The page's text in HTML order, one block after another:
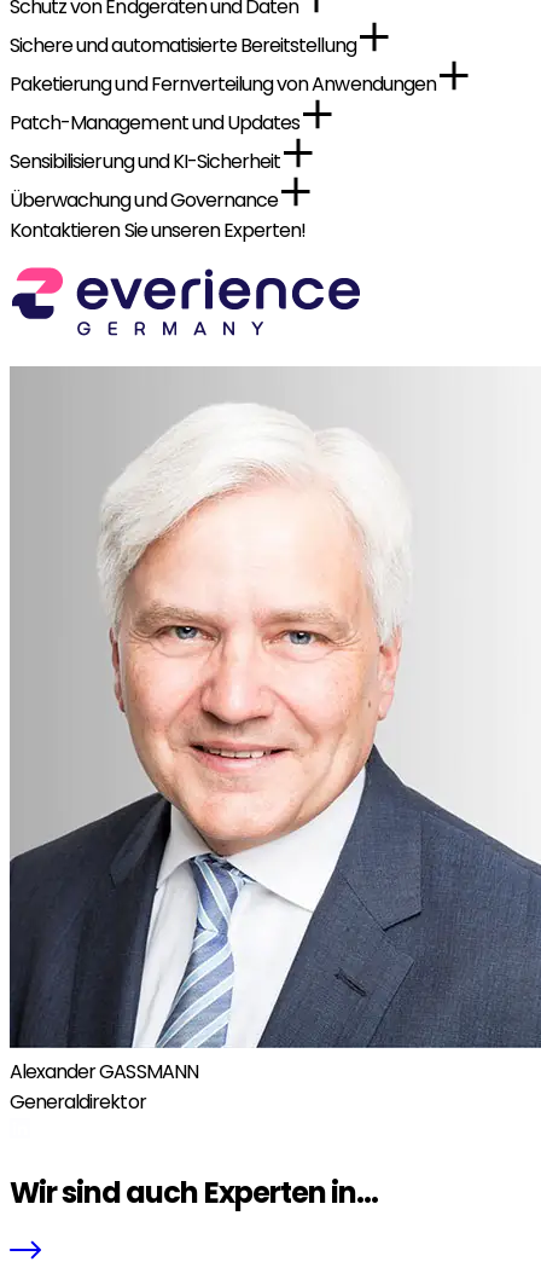
Schutz von Endgeräten und Daten
Sichere und automatisierte Bereitstellung
Paketierung und Fernverteilung von Anwendungen
Patch-Management und Updates
Sensibilisierung und KI-Sicherheit
Überwachung und Governance
Kontaktieren Sie unseren Experten!
Alexander GASSMANN
Generaldirektor
Wir sind auch Experten in...